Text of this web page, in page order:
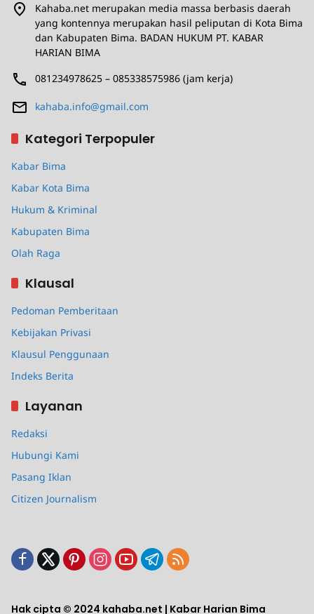
Kahaba.net merupakan media massa berbasis daerah
yang kontennya merupakan hasil peliputan di Kota Bima
dan Kabupaten Bima. BADAN HUKUM PT. KABAR
HARIAN BIMA
081234978625 – 085338575986 (jam kerja)
kahaba.info@gmail.com
Kategori Terpopuler
Kabar Bima
Kabar Kota Bima
Hukum & Kriminal
Kabupaten Bima
Olah Raga
Klausal
Pedoman Pemberitaan
Kebijakan Privasi
Klausul Penggunaan
Indeks Berita
Layanan
Redaksi
Hubungi Kami
Pasang Iklan
Citizen Journalism
Hak cipta © 2024 kahaba.net | Kabar Harian Bima